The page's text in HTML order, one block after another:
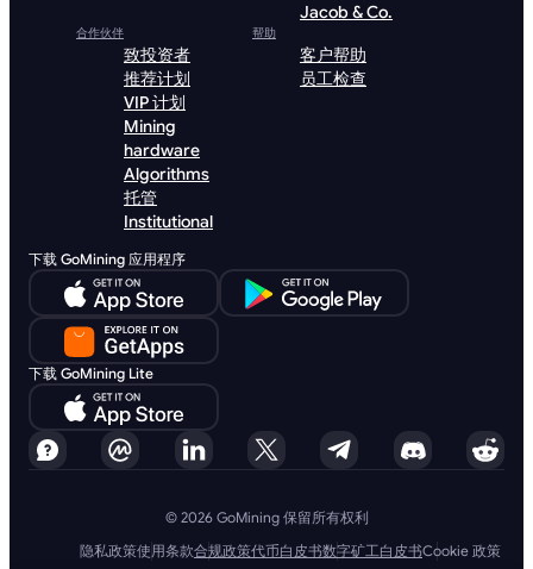
Jacob & Co.
合作伙伴
致投资者
推荐计划
VIP 计划
Mining
hardware
Algorithms
托管
Institutional
帮助
客户帮助
员工检查
下载 GoMining 应用程序
下载 GoMining Lite
© 2026 GoMining 保留所有权利
隐私政策使用条款合规政策代币白皮书数字矿工白皮书Cookie 政策